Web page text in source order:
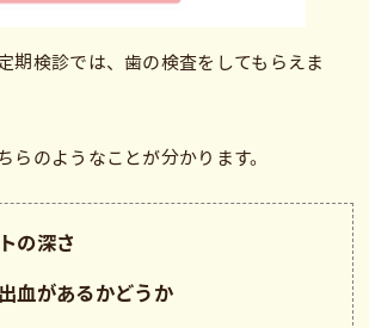
期検診では、歯の検査をしてもらえま
らのようなことが分かります。
の深さ
血があるかどうか